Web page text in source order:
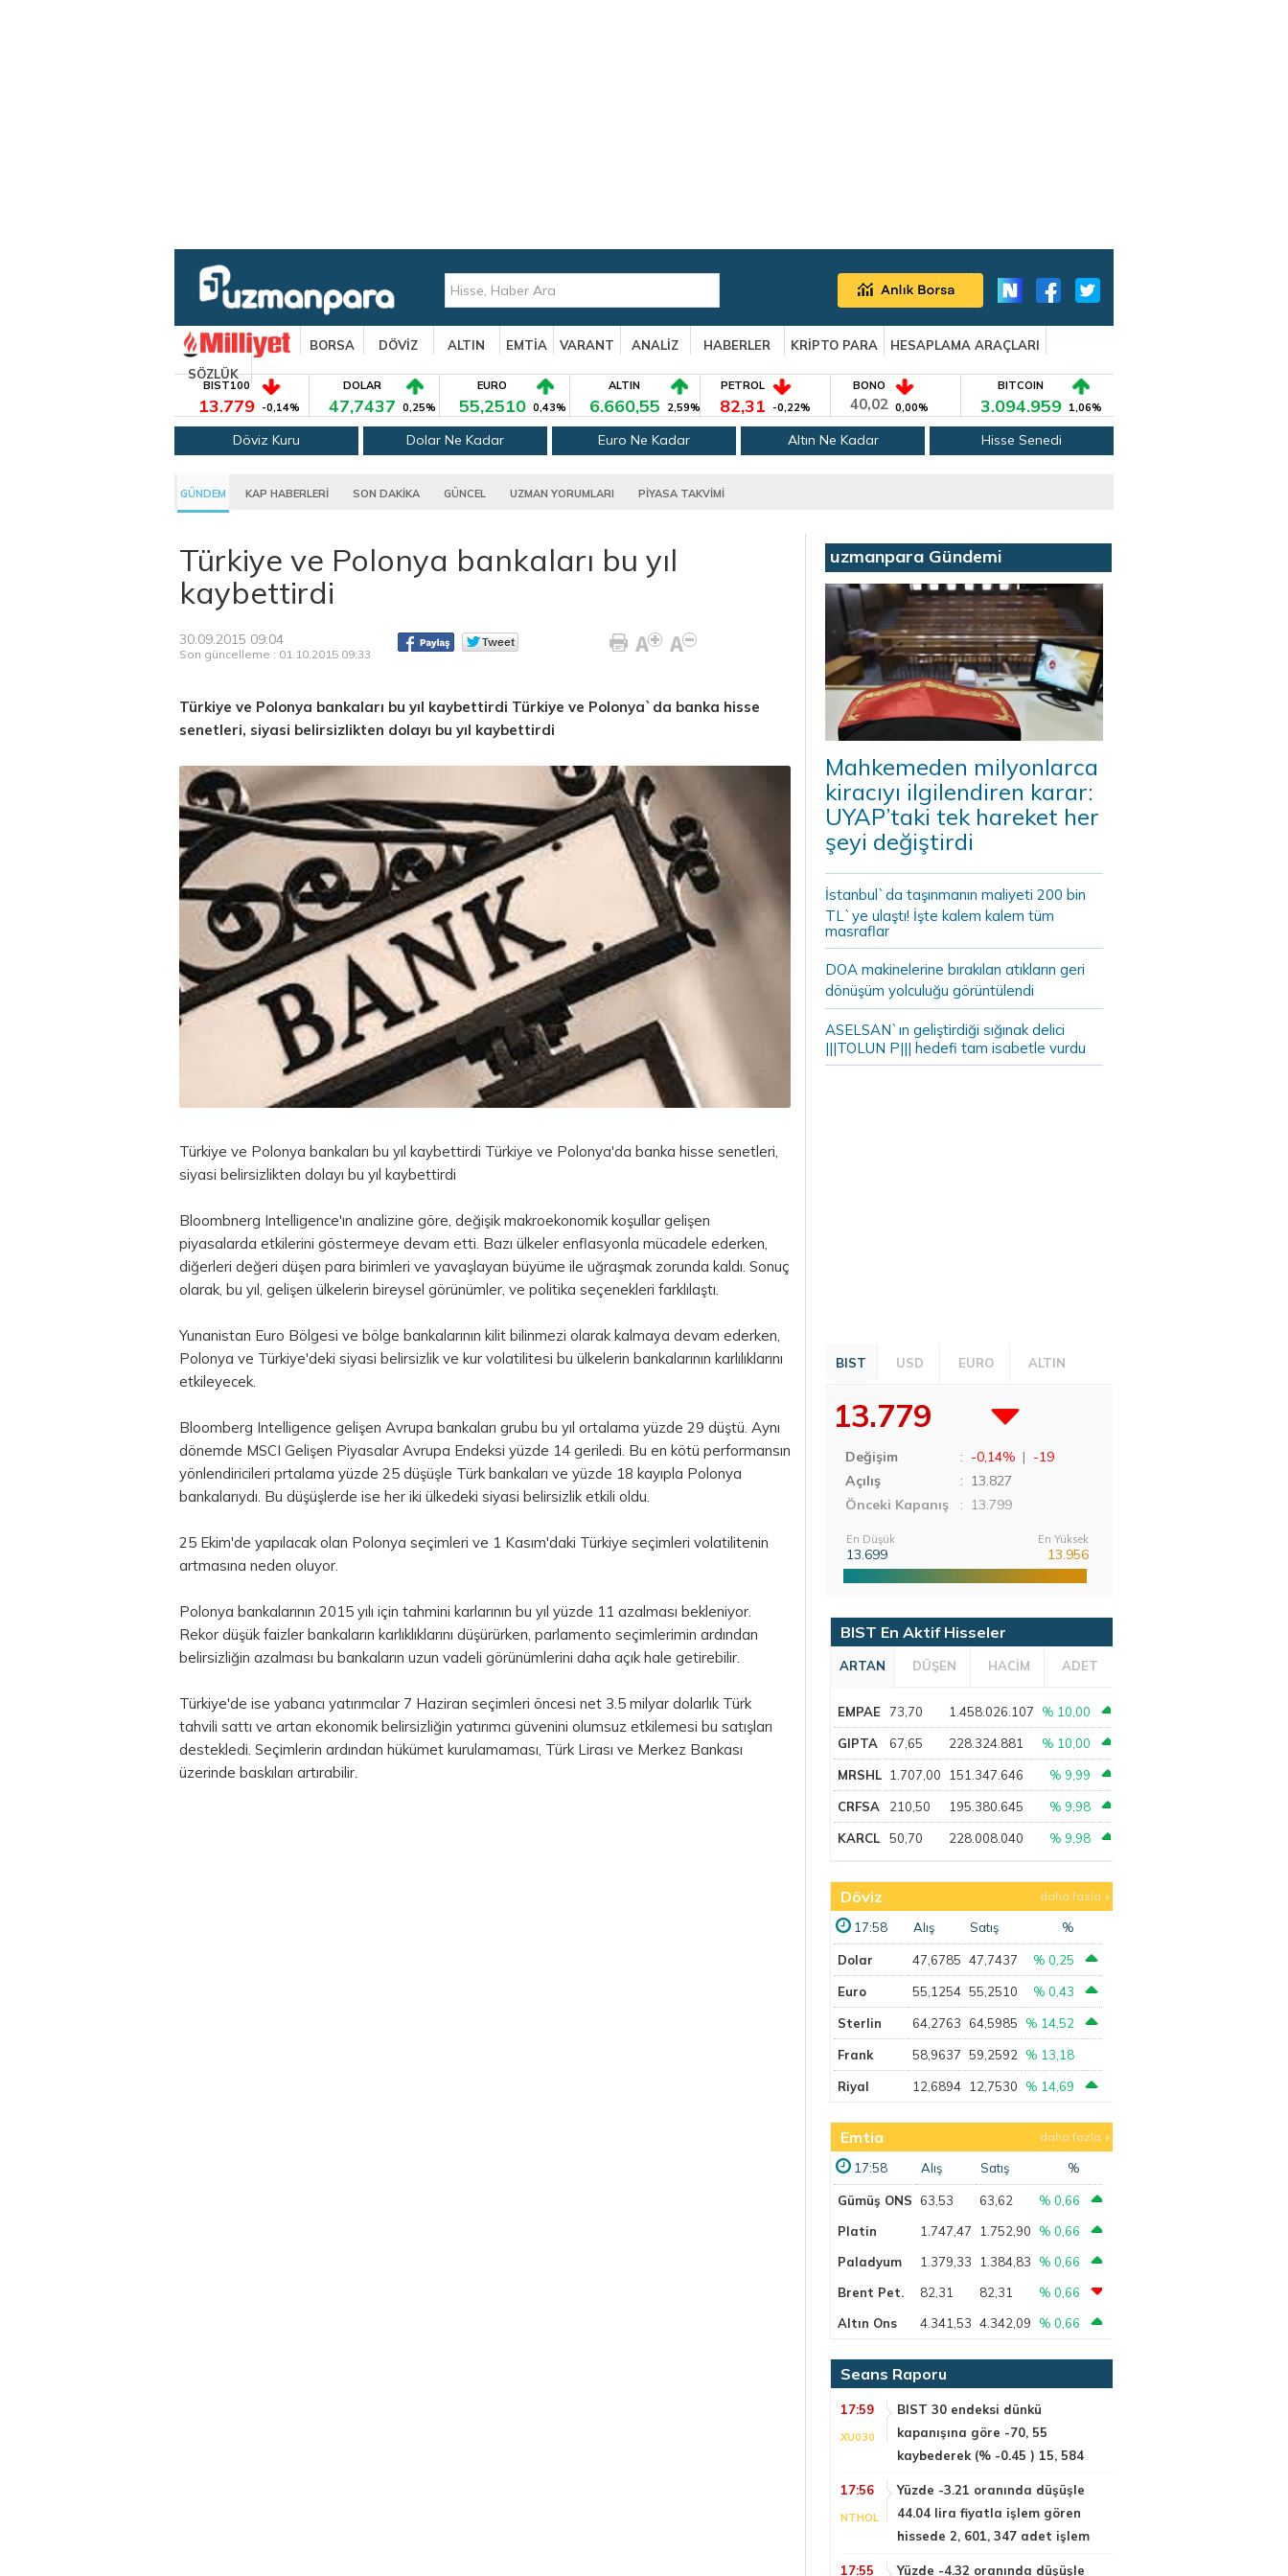
BORSA DÖVİZ ALTIN EMTİA VARANT ANALİZ HABERLER KRİPTO PARA
HESAPLAMA ARAÇLARI
SÖZLÜK
BIST100
13.779 -0,14%
DOLAR
47,7437 0,25%
EURO
55,2510 0,43%
ALTIN
6.660,55 2,59%
PETROL
82,31 -0,22%
BONO
40,02 0,00%
BITCOIN
3.094.959 1,06%
Döviz Kuru Dolar Ne Kadar Euro Ne Kadar Altın Ne Kadar Hisse Senedi
GÜNDEM KAP HABERLERİ SON DAKİKA GÜNCEL UZMAN YORUMLARI PİYASA TAKVİMİ
Türkiye ve Polonya bankaları bu yıl
kaybettirdi
30.09.2015 09:04
Son güncelleme : 01.10.2015 09:33
Türkiye ve Polonya bankaları bu yıl kaybettirdi Türkiye ve Polonya`da banka hisse
senetleri, siyasi belirsizlikten dolayı bu yıl kaybettirdi
Türkiye ve Polonya bankaları bu yıl kaybettirdi Türkiye ve Polonya'da banka hisse senetleri,
siyasi belirsizlikten dolayı bu yıl kaybettirdi
Bloombnerg Intelligence'ın analizine göre, değişik makroekonomik koşullar gelişen
piyasalarda etkilerini göstermeye devam etti. Bazı ülkeler enflasyonla mücadele ederken,
diğerleri değeri düşen para birimleri ve yavaşlayan büyüme ile uğraşmak zorunda kaldı. Sonuç
olarak, bu yıl, gelişen ülkelerin bireysel görünümler, ve politika seçenekleri farklılaştı.
Yunanistan Euro Bölgesi ve bölge bankalarının kilit bilinmezi olarak kalmaya devam ederken,
Polonya ve Türkiye'deki siyasi belirsizlik ve kur volatilitesi bu ülkelerin bankalarının karlılıklarını
etkileyecek.
Bloomberg Intelligence gelişen Avrupa bankaları grubu bu yıl ortalama yüzde 29 düştü. Aynı
dönemde MSCI Gelişen Piyasalar Avrupa Endeksi yüzde 14 geriledi. Bu en kötü performansın
yönlendiricileri prtalama yüzde 25 düşüşle Türk bankaları ve yüzde 18 kayıpla Polonya
bankalarıydı. Bu düşüşlerde ise her iki ülkedeki siyasi belirsizlik etkili oldu.
25 Ekim'de yapılacak olan Polonya seçimleri ve 1 Kasım'daki Türkiye seçimleri volatilitenin
artmasına neden oluyor.
Polonya bankalarının 2015 yılı için tahmini karlarının bu yıl yüzde 11 azalması bekleniyor.
Rekor düşük faizler bankaların karlıklıklarını düşürürken, parlamento seçimlerimin ardından
belirsizliğin azalması bu bankaların uzun vadeli görünümlerini daha açık hale getirebilir.
Türkiye'de ise yabancı yatırımcılar 7 Haziran seçimleri öncesi net 3.5 milyar dolarlık Türk
tahvili sattı ve artan ekonomik belirsizliğin yatırımcı güvenini olumsuz etkilemesi bu satışları
destekledi. Seçimlerin ardından hükümet kurulamaması, Türk Lirası ve Merkez Bankası
üzerinde baskıları artırabilir.
uzmanpara Gündemi
Mahkemeden milyonlarca
kiracıyı ilgilendiren karar:
UYAP’taki tek hareket her
şeyi değiştirdi
İstanbul`da taşınmanın maliyeti 200 bin
TL`ye ulaştı! İşte kalem kalem tüm
masraflar
DOA makinelerine bırakılan atıkların geri
dönüşüm yolculuğu görüntülendi
ASELSAN`ın geliştirdiği sığınak delici
|||TOLUN P||| hedefi tam isabetle vurdu
BIST USD EURO ALTIN
13.779
Değişim : -0,14% | -19
Açılış
: 13.827
Önceki Kapanış
: 13.799
En Düşük
13.699
En Yüksek
13.956
BIST En Aktif Hisseler
ARTAN DÜŞEN HACİM ADET
EMPAE 73,70 1.458.026.107 % 10,00
GIPTA 67,65 228.324.881 % 10,00
MRSHL 1.707,00 151.347.646 % 9,99
CRFSA 210,50 195.380.645 % 9,98
KARCL 50,70 228.008.040 % 9,98
Döviz daha fazla
17:58 Alış Satış %
Dolar 47,6785 47,7437 % 0,25
Euro 55,1254 55,2510 % 0,43
Sterlin 64,2763 64,5985 % 14,52
Frank 58,9637 59,2592 % 13,18
Riyal 12,6894 12,7530 % 14,69
Emtia daha fazla
17:58 Alış Satış %
Gümüş ONS 63,53 63,62
% 0,66
Platin
1.747,47 1.752,90
% 0,66
Paladyum
1.379,33 1.384,83
% 0,66
Brent Pet.
82,31 82,31
% 0,66
Altın Ons
4.341,53 4.342,09 % 0,66
Seans Raporu
17:59
XU030
BIST 30 endeksi dünkü
kapanışına göre -70, 55
kaybederek (% -0.45 ) 15, 584
17:56
NTHOL
Yüzde -3.21 oranında düşüşle
44.04 lira fiyatla işlem gören
hissede 2, 601, 347 adet işlem
17:55
Yüzde -4.32 oranında düşüşle